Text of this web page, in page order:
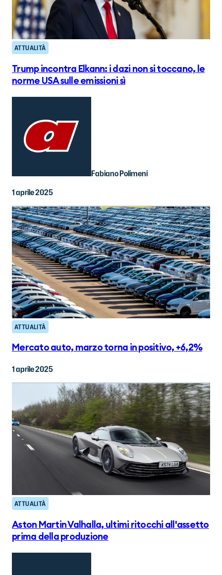
ATTUALITÀ
Trump incontra Elkann: i dazi non si toccano, le
norme USA sulle emissioni sì
Fabiano Polimeni
1 aprile 2025
ATTUALITÀ
Mercato auto, marzo torna in positivo, +6,2%
1 aprile 2025
ATTUALITÀ
Aston Martin Valhalla, ultimi ritocchi all'assetto
prima della produzione